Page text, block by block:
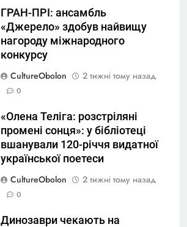
ГРАН-ПРІ: ансамбль
«Джерело» здобув найвищу
нагороду міжнародного
конкурсу
CultureObolon
2 тижні тому назад
0
«Олена Теліга: розстріляні
промені сонця»: у бібліотеці
вшанували 120-річчя видатної
української поетеси
CultureObolon
2 тижні тому назад
0
Динозаври чекають на